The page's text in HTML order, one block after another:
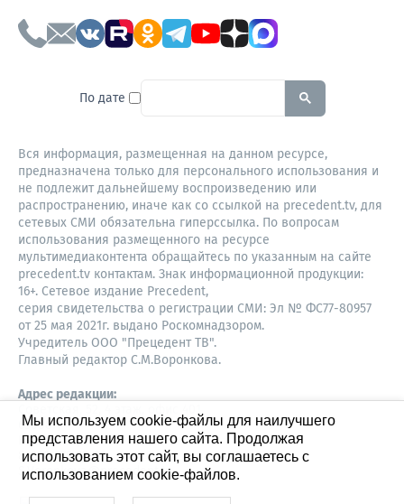
По дате To search this site, enter a
Вся информация, размещенная на данном ресурсе,
предназначена только для персонального использования и
не подлежит дальнейшему воспроизведению или
распространению, иначе как со ссылкой на precedent.tv, для
сетевых СМИ обязательна гиперссылка. По вопросам
использования размещенного на ресурсе
мультимедиаконтента обращайтесь по указанным на сайте
precedent.tv контактам. Знак информационной продукции:
16+. Сетевое издание Precedent,
серия свидетельства о регистрации СМИ: Эл № ФС77-80957
от 25 мая 2021г. выдано Роскомнадзором.
Учредитель ООО "Прецедент ТВ".
Главный редактор С.М.Воронкова.
Адрес редакции:
630087,
Новосибирск
8-960-779-12-96,
S.Voronkova@precedent.tv
Мы используем cookie-файлы для наилучшего
представления нашего сайта. Продолжая
использовать этот сайт, вы соглашаетесь с
использованием cookie-файлов.